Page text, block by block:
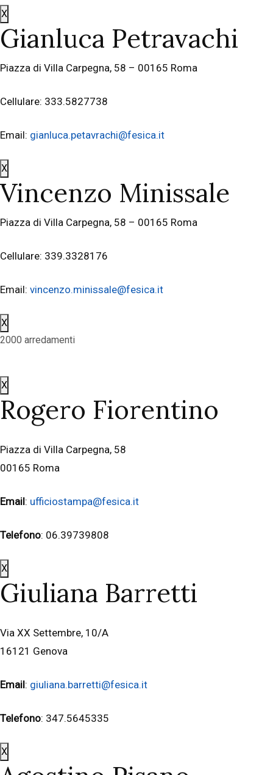
X
Gianluca Petravachi
Piazza di Villa Carpegna, 58 – 00165 Roma
Cellulare: 333.5827738
Email: gianluca.petavrachi@fesica.it
X
Vincenzo Minissale
Piazza di Villa Carpegna, 58 – 00165 Roma
Cellulare: 339.3328176
Email: vincenzo.minissale@fesica.it
X
2000 arredamenti
X
Rogero Fiorentino
Piazza di Villa Carpegna, 58
00165 Roma
Email: ufficiostampa@fesica.it
Telefono: 06.39739808
X
Giuliana Barretti
Via XX Settembre, 10/A
16121 Genova
Email: giuliana.barretti@fesica.it
Telefono: 347.5645335
X